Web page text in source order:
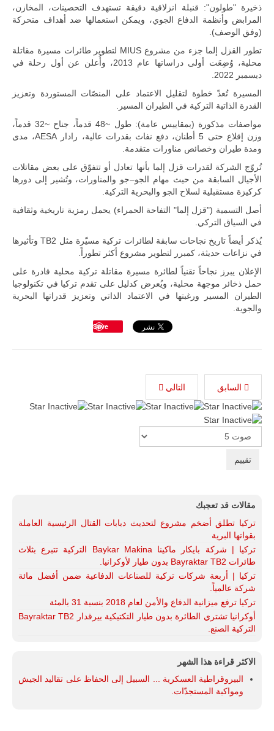
مشاركة
المسيرة
الروسية
قوة الفيلق
الأفريقي في
حرب
العصابات في
مالي.
الروسية في
مالي رُصدت
طائرة أوريون
بدون طيار فوق
باماكو وبالنسبة
منطقة الساحل،
فإن الجمع بين
قدرة طائرة
أوريون على
التحليق…
للمزيد
بمدينة سرت
في خطوة
تُوصف بأنها
اختبار عملي
جديد لإمكانية
المسافات بين
المؤسستين
العسكريتين في
المتحدة وشراكة
ذخيرة "طولون": قنبلة انزلاقية دقيقة تستهدف التحصينات، المخازن،
المرابض وأنظمة الدفاع الجوي، ويمكن استعمالها ضد أهداف متحركة
(وفق الوصف).
تطور القزل إلما جزء من مشروع MIUS لتطوير طائرات مسيرة مقاتلة
محلية، وُضِعَت أولى دراساتها عام 2013، وأُعلن عن أول رحلة في
ديسمبر 2022.
المسيرة تُعدّ خطوة لتقليل الاعتماد على المنصّات المستوردة وتعزيز
القدرة الذاتية التركية في الطيران المسير.
مواصفات مذكورة (بمقاييس عامة): طول ~48 قدماً، جناح ~32 قدماً،
وزن إقلاع حتى 5 أطنان، دفع نفاث بقدرات عالية، رادار AESA، مدى
ومدة طيران وخصائص مناورات متقدمة.
تُروّج الشركة لقدرات قزل إلما بأنها تعادل أو تتفوّق على بعض مقاتلات
الأجيال السابقة من حيث مهام الجو–جو والمناورات، وتُشير إلى دورها
كركيزة مستقبلية لسلاح الجو والبحرية التركية.
أصل التسمية ("قزل إلما" التفاحة الحمراء) يحمل رمزية تاريخية وثقافية
في السياق التركي.
يُذكر أيضاً تاريخ نجاحات سابقة لطائرات تركية مسيّرة مثل TB2 وتأثيرها
في نزاعات حديثة، كمبرر لتطوير مشروع أكثر تطوراً.
الإعلان يبرز نجاحاً تقنياً لطائرة مسيرة مقاتلة تركية محلية قادرة على
حمل ذخائر موجهة محلية، ويُعرض كدليل على تقدم تركيا في تكنولوجيا
الطيران المسير ورغبتها في الاعتماد الذاتي وتعزيز قدراتها البحرية
والجوية.
Save
السابق التالي
Rate
مقالات قد تعجبك
تركيا تطلق أضخم مشروع لتحديث دبابات القتال الرئيسية العاملة
بقواتها البرية
تركيا | شركة بايكار ماكينا Baykar Makina التركية تتبرع بثلاث
طائرات Bayraktar TB2 بدون طيار لأوكرانيا.
تركيا | أربعة شركات تركية للصناعات الدفاعية ضمن أفضل مائة
شركة عالمياً.
تركيا ترفع ميزانية الدفاع والأمن لعام 2018 بنسبة 31 بالمئة
أوكرانيا تشتري الطائرة بدون طيار التكتيكية بيرقدار Bayraktar TB2
التركية الصنع.
الاكثر قراءة هذا الشهر
البيروقراطية العسكرية ... السبيل إلى الحفاظ على تقاليد الجيش
ومواكبة المستجدّات.